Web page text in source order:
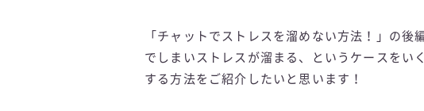
「チャットでストレスを溜めない方法！」の
でしまいストレスが溜まる、というケースをい
する方法をご紹介したいと思います！